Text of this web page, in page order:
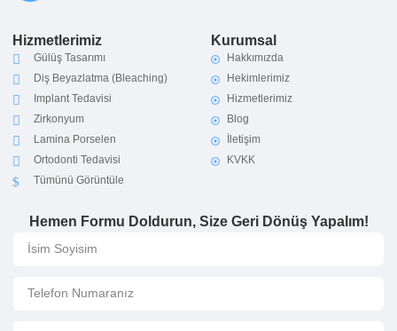
Hizmetlerimiz
Gülüş Tasarımı
Diş Beyazlatma (Bleaching)
Implant Tedavisi
Zirkonyum
Lamina Porselen
Ortodonti Tedavisi
Tümünü Görüntüle
Kurumsal
Hakkımızda
Hekimlerimiz
Hizmetlerimiz
Blog
İletişim
KVKK
Hemen Formu Doldurun, Size Geri Dönüş Yapalım!